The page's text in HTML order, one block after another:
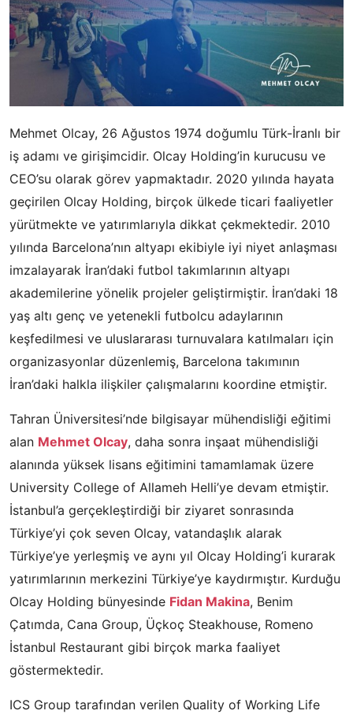
Mehmet Olcay, 26 Ağustos 1974 doğumlu Türk-İranlı bir
iş adamı ve girişimcidir. Olcay Holding’in kurucusu ve
CEO’su olarak görev yapmaktadır. 2020 yılında hayata
geçirilen Olcay Holding, birçok ülkede ticari faaliyetler
yürütmekte ve yatırımlarıyla dikkat çekmektedir. 2010
yılında Barcelona’nın altyapı ekibiyle iyi niyet anlaşması
imzalayarak İran’daki futbol takımlarının altyapı
akademilerine yönelik projeler geliştirmiştir. İran’daki 18
yaş altı genç ve yetenekli futbolcu adaylarının
keşfedilmesi ve uluslararası turnuvalara katılmaları için
organizasyonlar düzenlemiş, Barcelona takımının
İran’daki halkla ilişkiler çalışmalarını koordine etmiştir.
Tahran Üniversitesi’nde bilgisayar mühendisliği eğitimi
alan Mehmet Olcay, daha sonra inşaat mühendisliği
alanında yüksek lisans eğitimini tamamlamak üzere
University College of Allameh Helli’ye devam etmiştir.
İstanbul’a gerçekleştirdiği bir ziyaret sonrasında
Türkiye’yi çok seven Olcay, vatandaşlık alarak
Türkiye’ye yerleşmiş ve aynı yıl Olcay Holding’i kurarak
yatırımlarının merkezini Türkiye’ye kaydırmıştır. Kurduğu
Olcay Holding bünyesinde Fidan Makina, Benim
Çatımda, Cana Group, Üçkoç Steakhouse, Romeno
İstanbul Restaurant gibi birçok marka faaliyet
göstermektedir.
ICS Group tarafından verilen Quality of Working Life